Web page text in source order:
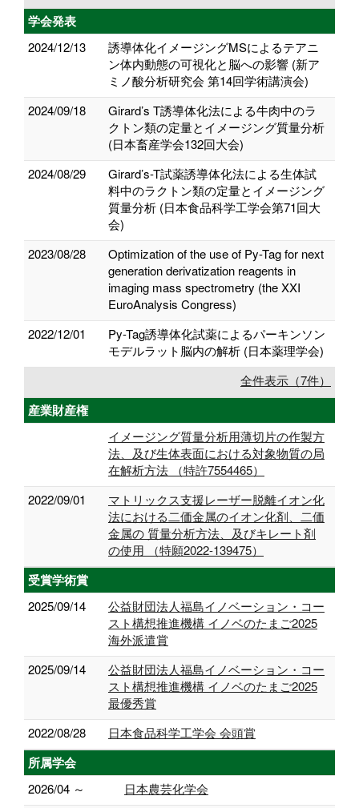
学会発表
2024/12/13
誘導体化イメージングMSによるテアニ
ン体内動態の可視化と脳への影響 (新ア
ミノ酸分析研究会 第14回学術講演会)
2024/09/18
Girard’s T誘導体化法による牛肉中のラ
クトン類の定量とイメージング質量分析
(日本畜産学会132回大会)
2024/08/29
Girard’s-T試薬誘導体化法による生体試
料中のラクトン類の定量とイメージング
質量分析 (日本食品科学工学会第71回大
会)
2023/08/28
Optimization of the use of Py-Tag for next
generation derivatization reagents in
imaging mass spectrometry (the XXI
EuroAnalysis Congress)
2022/12/01
Py-Tag誘導体化試薬によるパーキンソン
モデルラット脳内の解析 (日本薬理学会)
全件表示（7件）
産業財産権
イメージング質量分析用薄切片の作製方
法、及び生体表面における対象物質の局
在解析方法 （特許7554465）
2022/09/01
マトリックス支援レーザー脱離イオン化
法における二価金属のイオン化剤、二価
金属の 質量分析方法、及びキレート剤
の使用 （特願2022-139475）
受賞学術賞
2025/09/14
公益財団法人福島イノベーション・コー
スト構想推進機構 イノベのたまご2025
海外派遣賞
2025/09/14
公益財団法人福島イノベーション・コー
スト構想推進機構 イノベのたまご2025
最優秀賞
2022/08/28
日本食品科学工学会 会頭賞
所属学会
2026/04 ～ 日本農芸化学会